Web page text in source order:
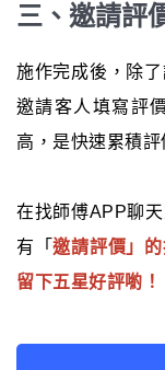
三、邀請評
施作完成後，除
邀請客人填寫評
高，是快速累積評
在找師傅APP聊
有「邀請評價」
留下五星好評喲！